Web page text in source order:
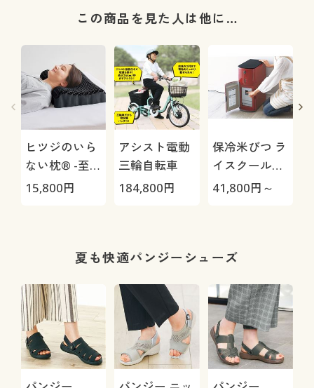
この商品を見た人は他に…
ヒツジのいら
ない枕® -至
極-
15,800円
アシスト電動
三輪自転車
184,800円
保冷米びつ ラ
イスクール
HRC-
41,800円～
夏も快適パンジーシューズ